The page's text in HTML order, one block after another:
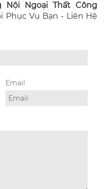
Nội Ngoại Thất Công
Phục Vụ Bạn - Liên Hệ
Email